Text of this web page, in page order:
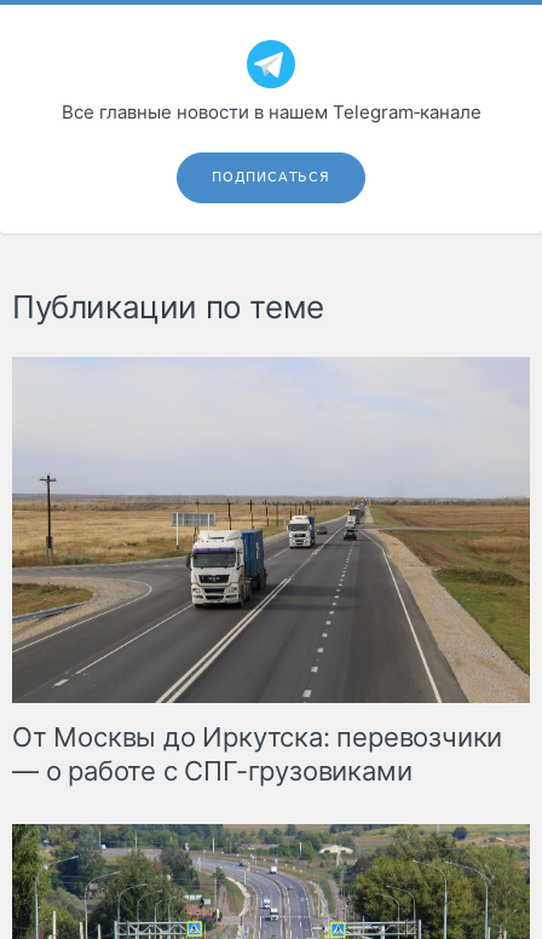
Все главные новости в нашем Telegram‑канале
ПОДПИСАТЬСЯ
Публикации по теме
От Москвы до Иркутска: перевозчики
— о работе с СПГ-грузовиками